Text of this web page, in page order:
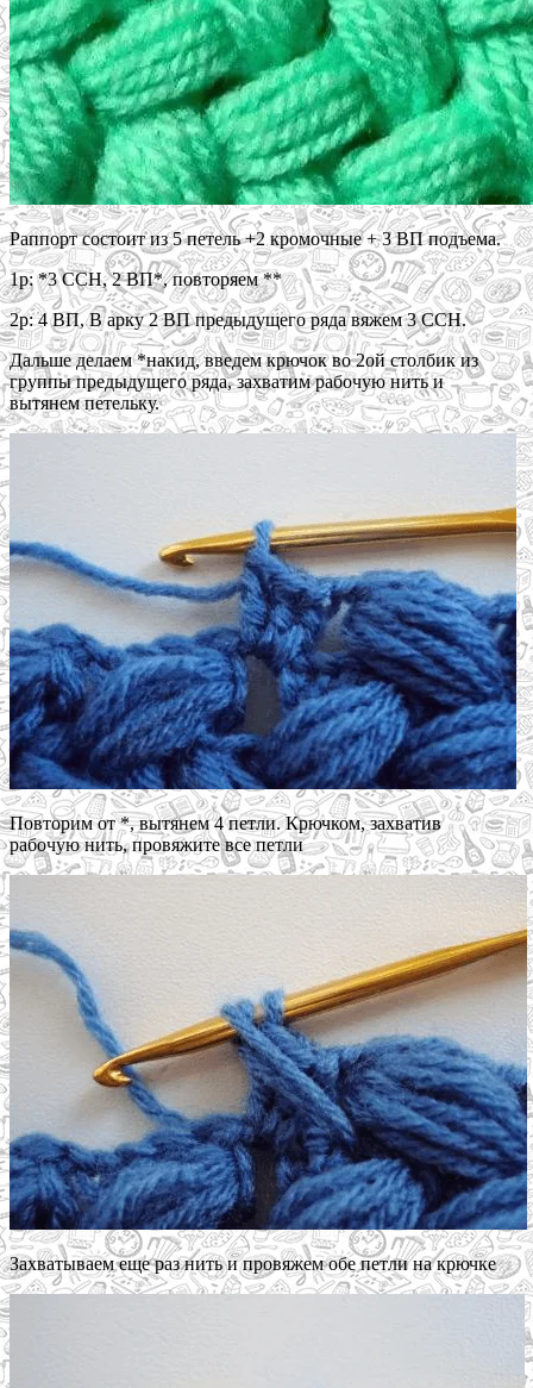
Раппорт состоит из 5 петель +2 кромочные + 3 ВП подъема.
1р: *3 ССН, 2 ВП*, повторяем **
2р: 4 ВП, В арку 2 ВП предыдущего ряда вяжем 3 ССН.
Дальше делаем *накид, введем крючок во 2ой столбик из
группы предыдущего ряда, захватим рабочую нить и
вытянем петельку.
Повторим от *, вытянем 4 петли. Крючком, захватив
рабочую нить, провяжите все петли
Захватываем еще раз нить и провяжем обе петли на крючке